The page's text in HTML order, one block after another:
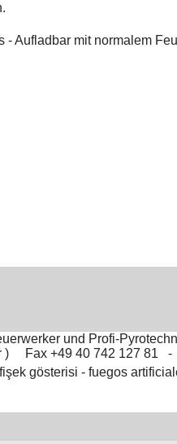
- Aufladbar mit normalem
und Profi-
) Fax +49 40 742 127 81 -
gösterisi - fuegos